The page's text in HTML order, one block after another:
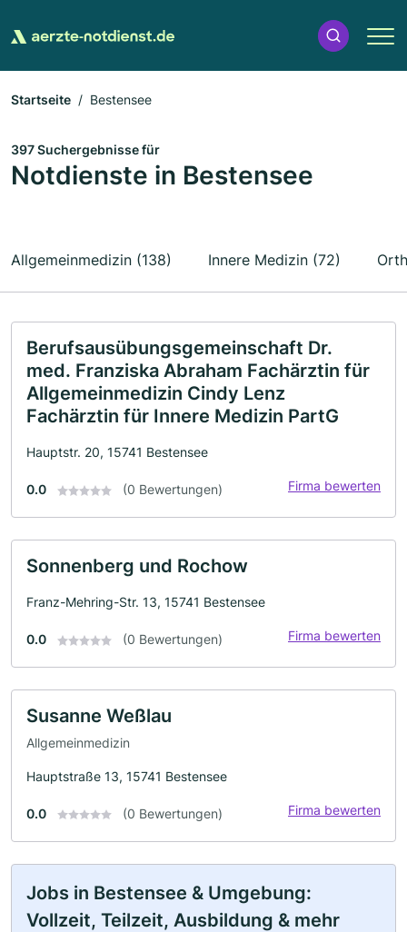
Startseite Bestensee
397 Suchergebnisse für
Notdienste in Bestensee
Allgemeinmedizin (138) Innere Medizin (72)
Berufsausübungsgemeinschaft Dr.
med. Franziska Abraham Fachärztin für
Allgemeinmedizin Cindy Lenz
Fachärztin für Innere Medizin PartG
Hauptstr. 20, 15741 Bestensee
0.0 (0 Bewertungen) Firma bewerten
Sonnenberg und Rochow
Franz-Mehring-Str. 13, 15741 Bestensee
0.0 (0 Bewertungen) Firma bewerten
Susanne Weßlau
Allgemeinmedizin
Hauptstraße 13, 15741 Bestensee
0.0 (0 Bewertungen) Firma bewerten
Jobs in Bestensee & Umgebung:
Vollzeit, Teilzeit, Ausbildung & mehr